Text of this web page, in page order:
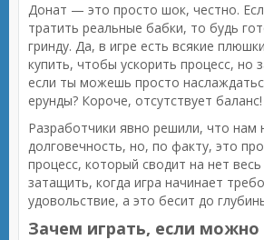
Донат — это просто шок, честно.
тратить реальные бабки, то будь
гринду. Да, в игре есть всякие
купить, чтобы ускорить процесс, но
если ты можешь просто
ерунды? Короче, отсутствует баланс!
Разработчики явно решили, что нам
долговечность, но, по факту, это
процесс, который сводит на нет
затащить, когда игра начинает
удовольствие, а это бесит до
Зачем играть, если